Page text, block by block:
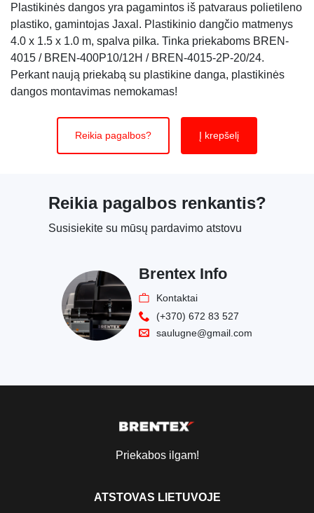
Plastikinės dangos yra pagamintos iš patvaraus polietileno
plastiko, gamintojas Jaxal. Plastikinio dangčio matmenys
4.0 x 1.5 x 1.0 m, spalva pilka. Tinka priekaboms BREN-
4015 / BREN-400P10/12H / BREN-4015-2P-20/24.
Perkant naują priekabą su plastikine danga, plastikinės
dangos montavimas nemokamas!
Reikia pagalbos? Į krepšelį
Reikia pagalbos renkantis?
Susisiekite su mūsų pardavimo atstovu
Brentex Info
Kontaktai
(+370) 672 83 527
saulugne@gmail.com
Priekabos ilgam!
ATSTOVAS LIETUVOJE